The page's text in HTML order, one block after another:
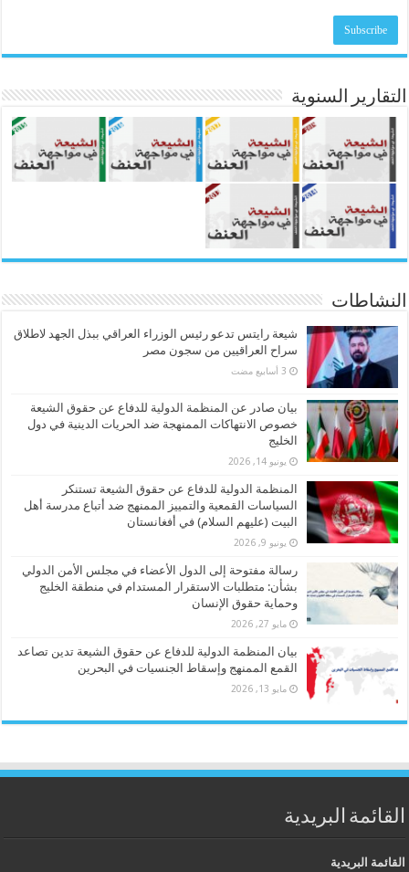
التقارير السنوية
النشاطات
شيعة رايتس تدعو رئيس الوزراء العراقي ببذل الجهد لاطلاق
سراح العراقيين من سجون مصر
بيان صادر عن المنظمة الدولية للدفاع عن حقوق الشيعة
خصوص الانتهاكات الممنهجة ضد الحريات الدينية في دول
الخليج
يونيو 14, 2026
المنظمة الدولية للدفاع عن حقوق الشيعة تستنكر
السياسات القمعية والتمييز الممنهج ضد أتباع مدرسة أهل
البيت (عليهم السلام) في أفغانستان
يونيو 9, 2026
رسالة مفتوحة إلى الدول الأعضاء في مجلس الأمن الدولي
بشأن: متطلبات الاستقرار المستدام في منطقة الخليج
وحماية حقوق الإنسان
مايو 27, 2026
بيان المنظمة الدولية للدفاع عن حقوق الشيعة تدين تصاعد
القمع الممنهج وإسقاط الجنسيات في البحرين
مايو 13, 2026
القائمة البريدية
القائمة البريدية